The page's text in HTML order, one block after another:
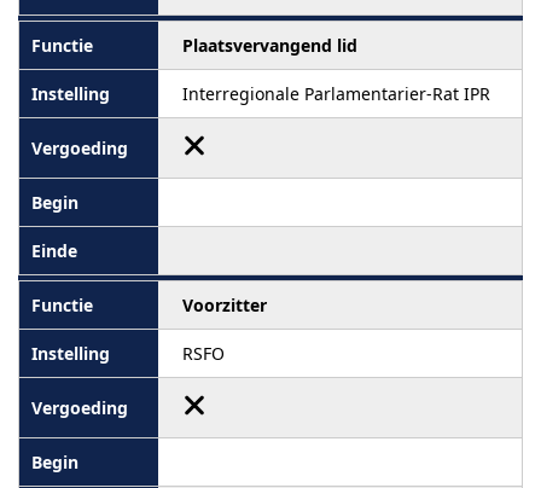
Plaatsvervangend lid
Interregionale Parlamentarier-Rat IPR
Voorzitter
RSFO